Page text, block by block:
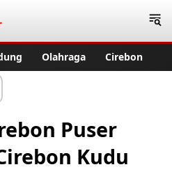
Olahraga Cirebon
Puser
Kudu